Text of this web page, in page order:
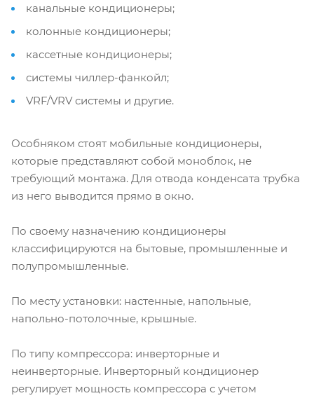
канальные кондиционеры;
колонные кондиционеры;
кассетные кондиционеры;
системы чиллер-фанкойл;
VRF/VRV системы и другие.
Особняком стоят мобильные кондиционеры,
которые представляют собой моноблок, не
требующий монтажа. Для отвода конденсата трубка
из него выводится прямо в окно.
По своему назначению кондиционеры
классифицируются на бытовые, промышленные и
полупромышленные.
По месту установки: настенные, напольные,
напольно-потолочные, крышные.
По типу компрессора: инверторные и
неинверторные. Инверторный кондиционер
регулирует мощность компрессора с учетом